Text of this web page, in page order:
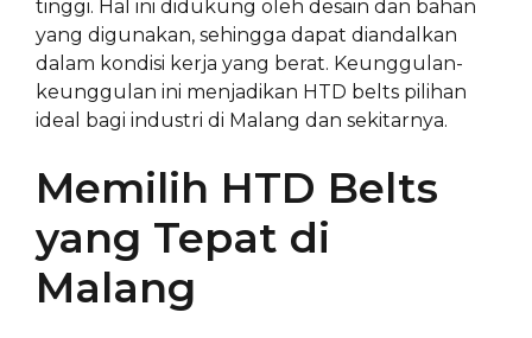
tinggi. Hal ini didukung oleh desain dan bahan
yang digunakan, sehingga dapat diandalkan
dalam kondisi kerja yang berat. Keunggulan-
keunggulan ini menjadikan HTD belts pilihan
ideal bagi industri di Malang dan sekitarnya.
Memilih HTD Belts
yang Tepat di
Malang